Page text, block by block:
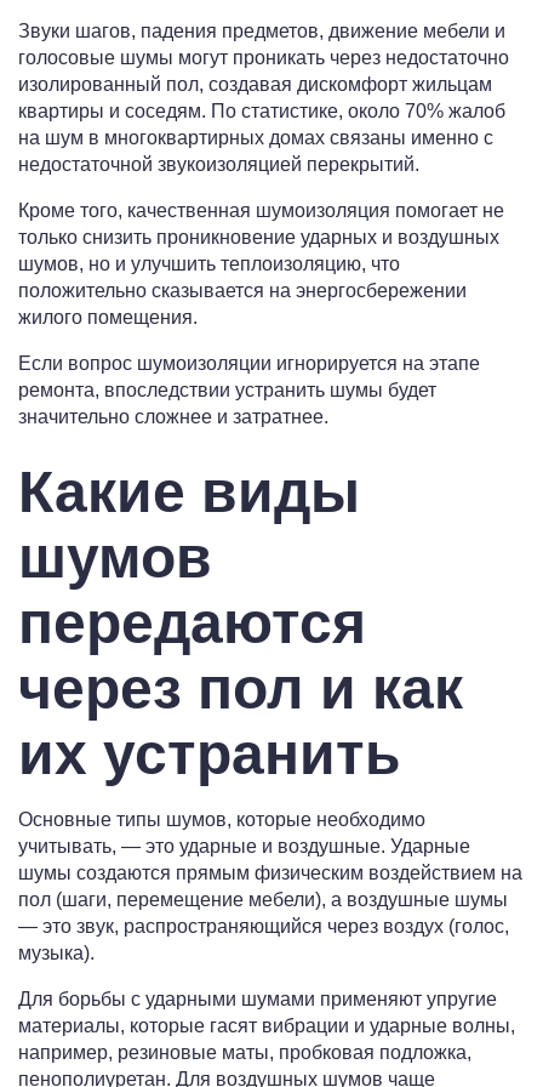
Звуки шагов, падения предметов, движение мебели и
голосовые шумы могут проникать через недостаточно
изолированный пол, создавая дискомфорт жильцам
квартиры и соседям. По статистике, около 70% жалоб
на шум в многоквартирных домах связаны именно с
недостаточной звукоизоляцией перекрытий.
Кроме того, качественная шумоизоляция помогает не
только снизить проникновение ударных и воздушных
шумов, но и улучшить теплоизоляцию, что
положительно сказывается на энергосбережении
жилого помещения.
Если вопрос шумоизоляции игнорируется на этапе
ремонта, впоследствии устранить шумы будет
значительно сложнее и затратнее.
Какие виды
шумов
передаются
через пол и как
их устранить
Основные типы шумов, которые необходимо
учитывать, — это ударные и воздушные. Ударные
шумы создаются прямым физическим воздействием на
пол (шаги, перемещение мебели), а воздушные шумы
— это звук, распространяющийся через воздух (голос,
музыка).
Для борьбы с ударными шумами применяют упругие
материалы, которые гасят вибрации и ударные волны,
например, резиновые маты, пробковая подложка,
пенополиуретан. Для воздушных шумов чаще